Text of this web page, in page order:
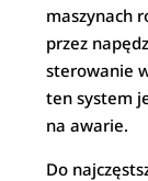
maszynach
przez
sterowanie
ten system
na awarie.
Do